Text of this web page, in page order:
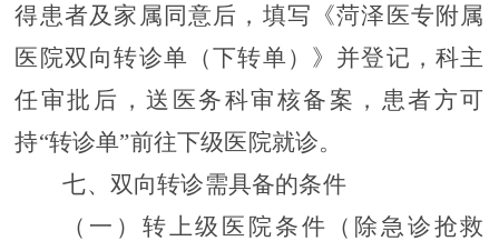
得患者及家属同意后，填写《菏泽 医专附属
医院双向转诊单（下转单）》并登记，科主
任审批后，送医务科审核备案，患者方可
持“转诊单”前往下级医院就诊。
七、双向转诊需具备的条件
（一） 转上级医院条件（除急诊抢救